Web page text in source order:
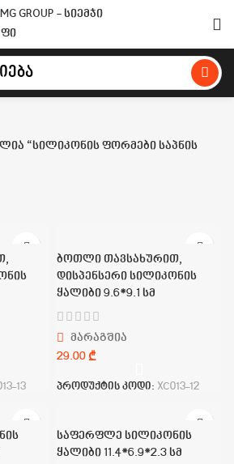
“სილიკონის ფორმები საპნის
13
ბოთლი თავსახურით,
დისპენსერი სილიკონის
ყალიბი 9.6*9.1 სმ
მარაგშია
₾
პროდუქტის კოდი: XC013-12
საფერფლე სილიკონის
ყალიბი 11.4*6.9*2.3 სმ